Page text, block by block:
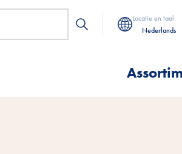
Locatie en taal
Nederlands